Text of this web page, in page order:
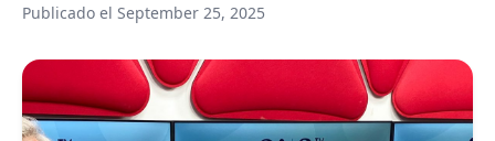
Publicado el September 25, 2025